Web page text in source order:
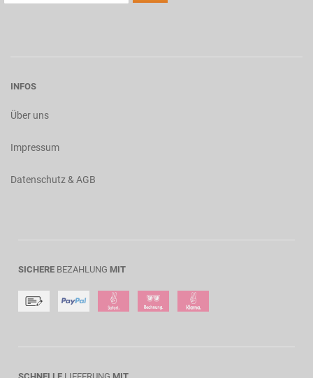
INFOS
Über uns
Impressum
Datenschutz & AGB
SICHERE BEZAHLUNG MIT